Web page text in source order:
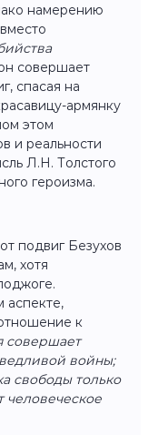
намерению
совершает
спасая на
армянку
этом
и реальности
Л.Н. Толстого
героизма.
подвиг Безухов
хотя
аспекте,
к
совершает
войны;
свободы только
человеческое